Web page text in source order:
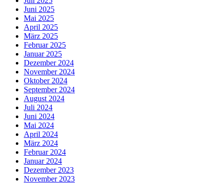
Juni 2025
Mai 2025
April 2025
März 2025
Februar 2025
Januar 2025
Dezember 2024
November 2024
Oktober 2024
September 2024
August 2024
Juli 2024
Juni 2024
Mai 2024
April 2024
März 2024
Februar 2024
Januar 2024
Dezember 2023
November 2023